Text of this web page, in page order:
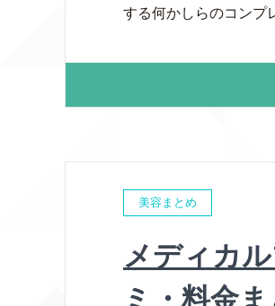
する何かしらのコンプ
美容まとめ
メディカ
ミ・料金